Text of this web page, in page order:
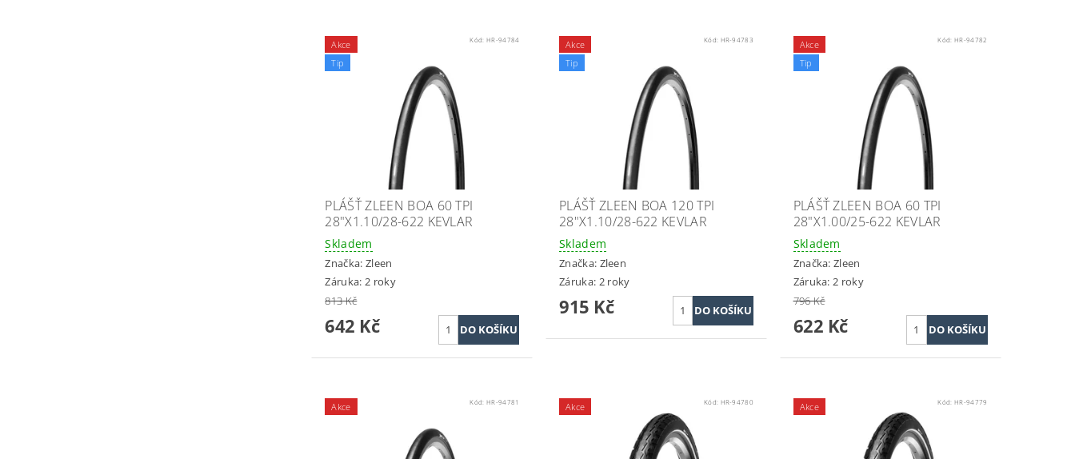
Akce
Tip
Kód: HR-94784
PLÁŠŤ ZLEEN BOA 60 TPI
28"X1.10/28-622 KEVLAR
Skladem
Značka: Zleen
Záruka: 2 roky
813 Kč
642 Kč
Akce
Tip
Kód: HR-94783
PLÁŠŤ ZLEEN BOA 120 TPI
28"X1.10/28-622 KEVLAR
Skladem
Značka: Zleen
Záruka: 2 roky
915 Kč
Akce
Tip
Kód:HR-94782
PLÁŠŤ ZLEEN BOA 60 TPI
28"X1.00/25-622 KEVLAR
Skladem
Značka:Zleen
Záruka: 2 roky
796 Kč
622 Kč
Akce Kód: HR-94781 Akce Kód: HR-94780 Akce Kód:HR-94779